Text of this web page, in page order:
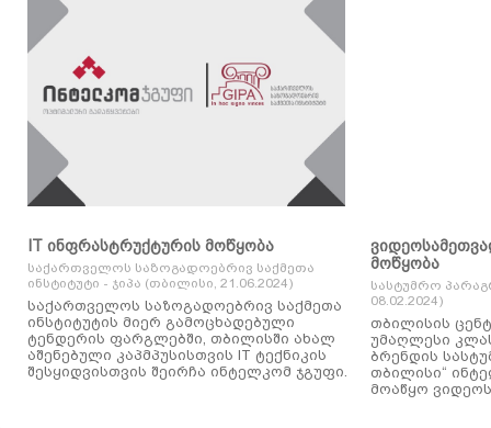
IT ინფრასტრუქტურის მოწყობა
საქართველოს საზოგადოებრივ საქმეთა
ინსტიტუტი - ჯიპა (თბილისი, 21.06.2024)
საქართველოს საზოგადოებრივ საქმეთა
ინსტიტუტის მიერ გამოცხადებული
ტენდერის ფარგლებში, თბილისში ახალ
აშენებული კაპმპუსისთვის IT ტექნიკის
შესყიდვისთვის შეირჩა ინტელკომ ჯგუფი.
მოწყობა
სასტუმრო
08.02.2024)
თბილისის
უმაღლესი
ბრენდის
თბილისი“
მოაწყო